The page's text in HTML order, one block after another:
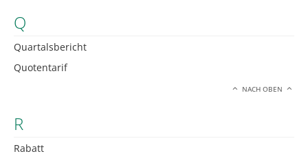
Q
Quartalsbericht
Quotentarif
NACH OBEN
R
Rabatt